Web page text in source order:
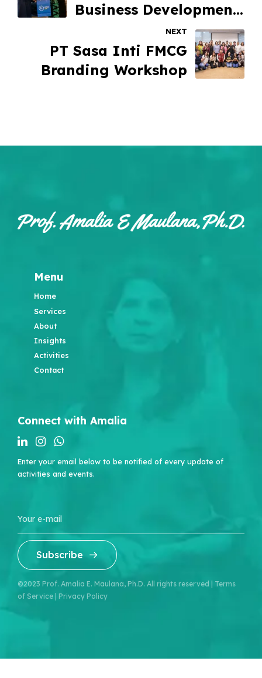
Business Development
Day 2024: Legal
Content Mastery,
Crafting Impactful
NEXT
PT Sasa Inti FMCG
Branding Workshop
Menu
Home
Services
About
Insights
Activities
Contact
Connect with Amalia
Enter your email below to be notified of every update of
activities and events.
Subscribe
©2023 Prof. Amalia E. Maulana, Ph.D. All rights reserved | Terms
of Service Privacy Policy